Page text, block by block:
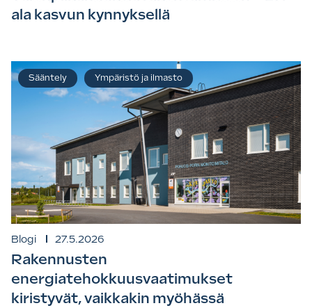
ala kasvun kynnyksellä
Blogi 27.5.2026
Rakennusten
energiatehokkuusvaatimukset
kiristyvät, vaikkakin myöhässä
Sääntely Ympäristö ja ilmasto